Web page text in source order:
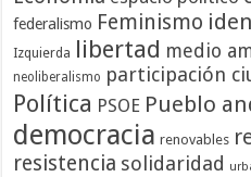
federalismo Feminismo
Izquierda libertad medio
neoliberalismo participación
Política PSOE Pueblo
democracia renovables
resistencia solidaridad